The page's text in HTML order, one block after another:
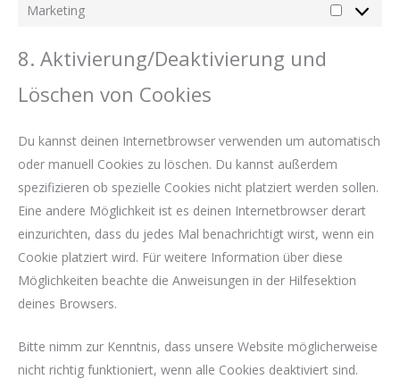
Marketing
Marketing
8. Aktivierung/Deaktivierung und
Löschen von Cookies
Du kannst deinen Internetbrowser verwenden um automatisch
oder manuell Cookies zu löschen. Du kannst außerdem
spezifizieren ob spezielle Cookies nicht platziert werden sollen.
Eine andere Möglichkeit ist es deinen Internetbrowser derart
einzurichten, dass du jedes Mal benachrichtigt wirst, wenn ein
Cookie platziert wird. Für weitere Information über diese
Möglichkeiten beachte die Anweisungen in der Hilfesektion
deines Browsers.
Bitte nimm zur Kenntnis, dass unsere Website möglicherweise
nicht richtig funktioniert, wenn alle Cookies deaktiviert sind.